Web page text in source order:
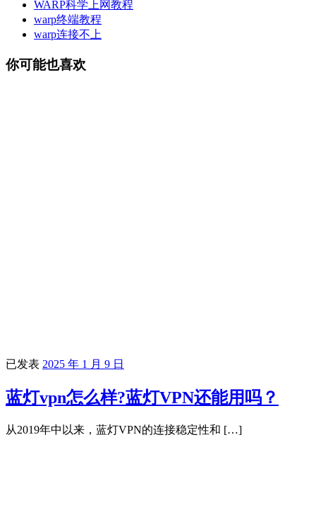
WARP科学上网教程
warp终端教程
warp连接不上
你可能也喜欢
已发表 2025 年 1 月 9 日
蓝灯vpn怎么样?蓝灯VPN还能用吗？
从2019年中以来，蓝灯VPN的连接稳定性和 […]